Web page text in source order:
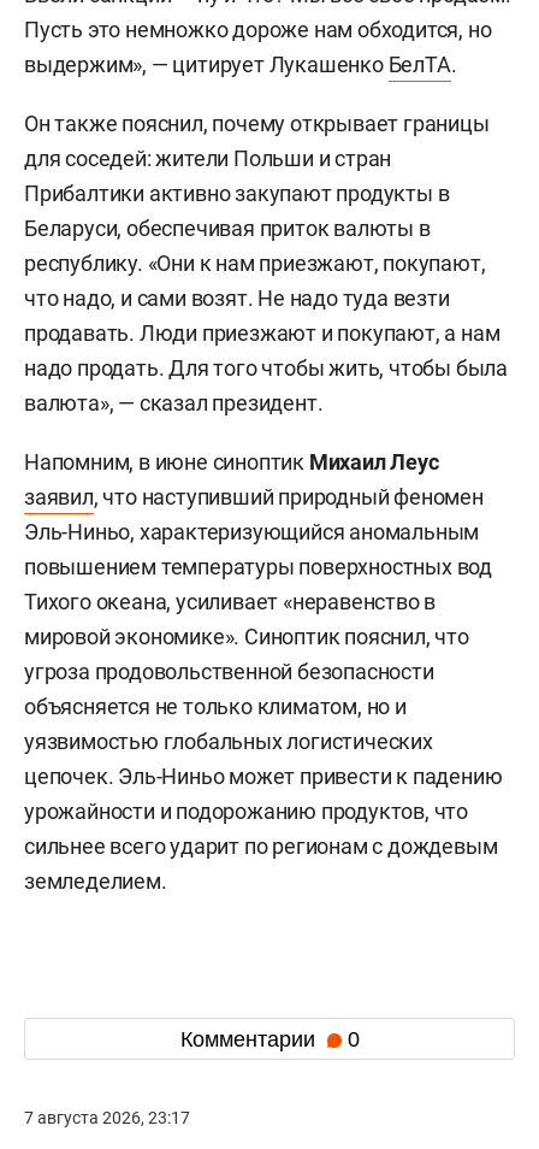
Пусть это немножко дороже нам обходится, но
выдержим», — цитирует Лукашенко БелТА.
Он также пояснил, почему открывает границы
для соседей: жители Польши и стран
Прибалтики активно закупают продукты в
Беларуси, обеспечивая приток валюты в
республику. «Они к нам приезжают, покупают,
что надо, и сами возят. Не надо туда везти
продавать. Люди приезжают и покупают, а нам
надо продать. Для того чтобы жить, чтобы была
валюта», — сказал президент.
Напомним, в июне синоптик Михаил Леус
заявил, что наступивший природный феномен
Эль-Ниньо, характеризующийся аномальным
повышением температуры поверхностных вод
Тихого океана, усиливает «неравенство в
мировой экономике». Синоптик пояснил, что
угроза продовольственной безопасности
объясняется не только климатом, но и
уязвимостью глобальных логистических
цепочек. Эль-Ниньо может привести к падению
урожайности и подорожанию продуктов, что
сильнее всего ударит по регионам с дождевым
земледелием.
Комментарии 0
7 августа 2026, 23:17